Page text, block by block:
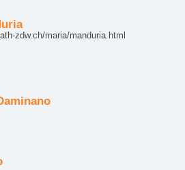
zdw.ch/maria/manduria.html